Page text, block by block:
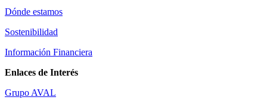
Dónde estamos
Sostenibilidad
Información Financiera
Enlaces de Interés
Grupo AVAL